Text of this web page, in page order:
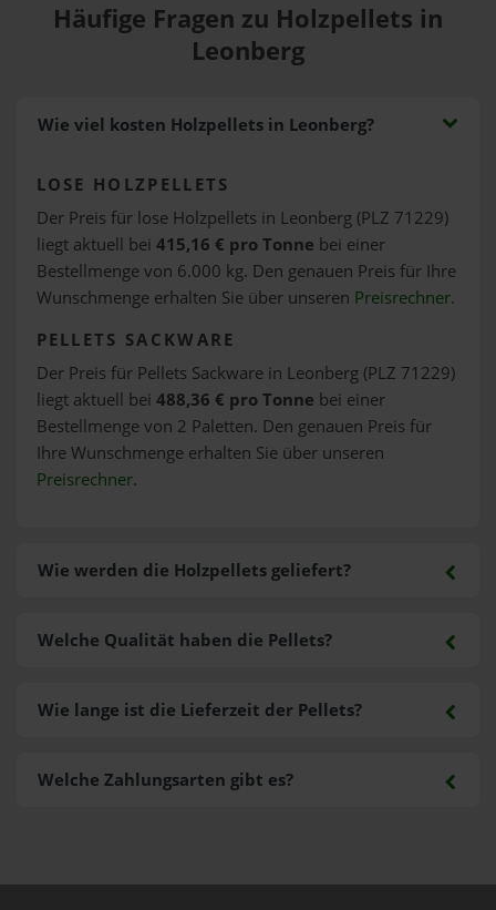
Häufige Fragen zu Holzpellets in
Leonberg
Wie viel kosten Holzpellets in Leonberg?
LOSE HOLZPELLETS
Der Preis für lose Holzpellets in Leonberg (PLZ 71229)
liegt aktuell bei 415,16 € pro Tonne bei einer
Bestellmenge von 6.000 kg. Den genauen Preis für Ihre
Wunschmenge erhalten Sie über unseren Preisrechner.
PELLETS SACKWARE
Der Preis für Pellets Sackware in Leonberg (PLZ 71229)
liegt aktuell bei 488,36 € pro Tonne bei einer
Bestellmenge von 2 Paletten. Den genauen Preis für
Ihre Wunschmenge erhalten Sie über unseren
Preisrechner.
Wie werden die Holzpellets geliefert?
Welche Zahlungsarten gibt es?
Welche Qualität haben die Pellets?
Wie lange ist die Lieferzeit der Pellets?